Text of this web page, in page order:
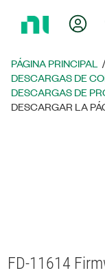
página
principal
PÁGINA PRINCIPAL
DESCARGAS DE
DESCARGAS DE
DESCARGAR LA
FD-11614